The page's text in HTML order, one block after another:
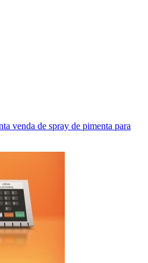
venda de spray de pimenta para